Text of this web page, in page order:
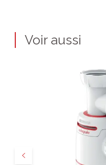
Voir aussi
Précédent